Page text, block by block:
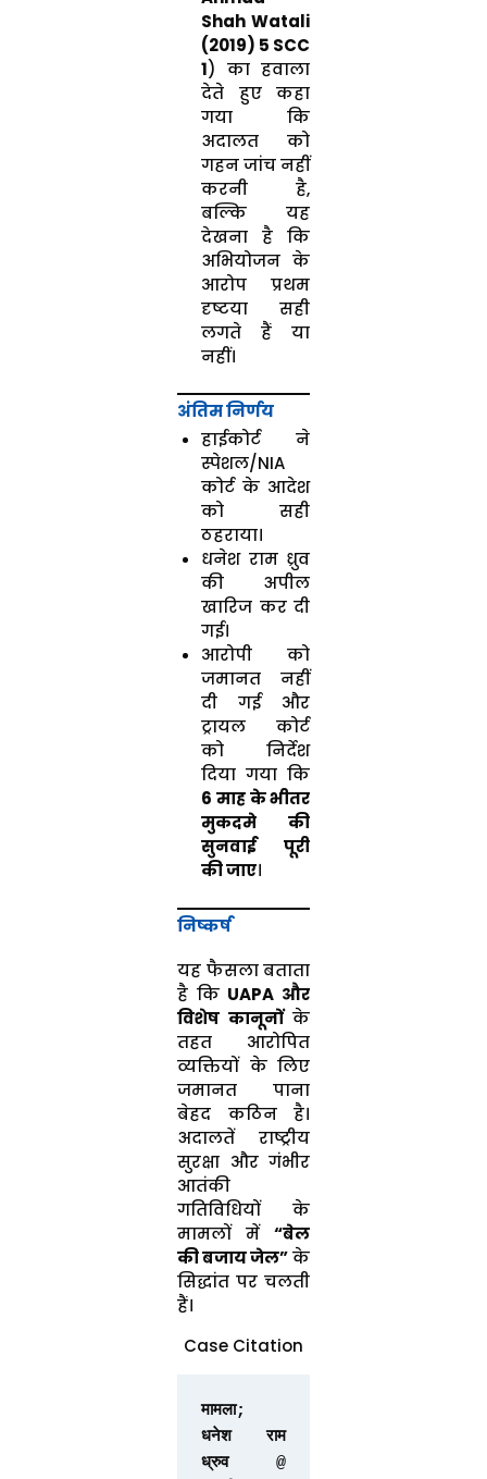
Shah Watali
(2019) 5 SCC
1) का हवाला
देते हुए कहा
गया कि
अदालत को
गहन जांच नहीं
करनी है,
बल्कि यह
देखना है कि
अभियोजन के
आरोप प्रथम
दृष्टया सही
लगते हैं या
नहीं।
अंतिम निर्णय
हाईकोर्ट ने
स्पेशल/NIA
कोर्ट के आदेश
को सही
ठहराया।
धनेश राम ध्रुव
की अपील
खारिज कर दी
गई।
आरोपी को
जमानत नहीं
दी गई और
ट्रायल कोर्ट
को निर्देश
दिया गया कि
6 माह के भीतर
मुकदमे की
सुनवाई पूरी
की जाए।
निष्कर्ष
यह फैसला बताता
है कि UAPA और
विशेष कानूनोंके
तहत आरोपित
व्यक्तियों के लिए
जमानत पाना
बेहद कठिन है।
अदालतें राष्ट्रीय
सुरक्षा और गंभीर
आतंकी
गतिविधियों के
मामलों में“बेल
की बजाय जेल”के
सिद्धांत पर चलती
हैं।
Case Citation
मामला;
धनेश राम
ध्रुव @